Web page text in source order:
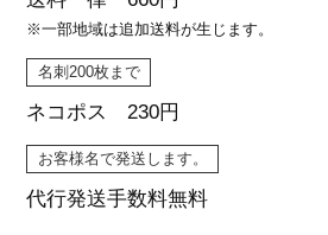
※一部地域は追加送料が生じます。
名刺200枚まで
ネコポス 230円
お客様名で発送します。
代行発送手数料無料